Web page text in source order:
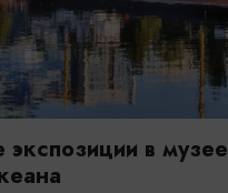
в музее